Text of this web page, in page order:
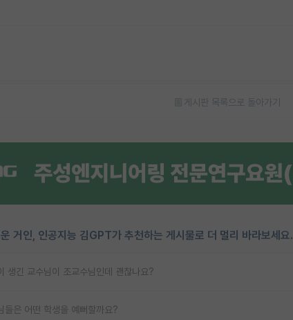
게시판 목록으로 돌아가기
거인, 인공지능 김GPT가 추천하는 게시물로 더 멀리 바라보세요.
생긴 교수님이 조교수님인데 괜찮나요?
들은 어떤 학생을 예뻐할까요?